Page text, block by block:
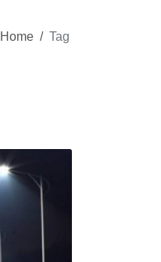
Home / Tag